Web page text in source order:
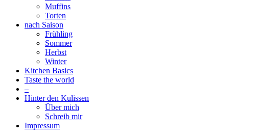
Muffins
Torten
nach Saison
Frühling
Sommer
Herbst
Winter
Kitchen Basics
Taste the world
–
Hinter den Kulissen
Über mich
Schreib mir
Impressum